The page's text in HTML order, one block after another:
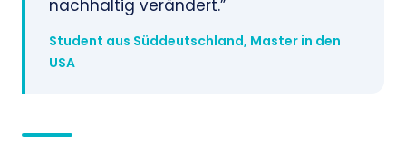
nachhaltig verändert.”
Student aus Süddeutschland, Master in den
USA